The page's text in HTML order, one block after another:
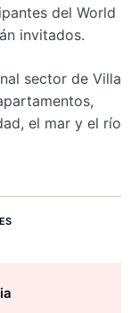
del World
invitados.
sector de Villa
el mar y el río